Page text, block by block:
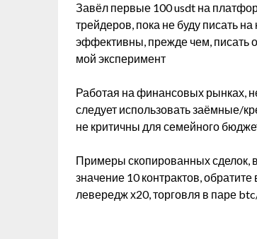
Завёл первые 100 usdt на
трейдеров, пока не буду писать
эффективны, прежде чем, писать
мой эксперимент
Работая на финансовых рынках,
следует использовать заёмные/
не критичны для семейного
Примеры скопированных сделок,
значение 10 контрактов,
левередж х20, торговля в паре